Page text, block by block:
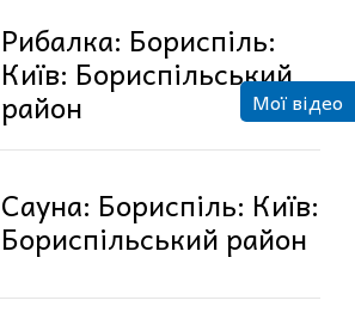
Рибалка: Бориспіль:
Київ: Бориспільський
район
Сауна: Бориспіль: Київ:
Бориспільський район
Мої відео